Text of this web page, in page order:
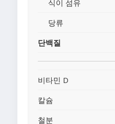
식이 섬유
당류
단백질
비타민 D
칼슘
철분